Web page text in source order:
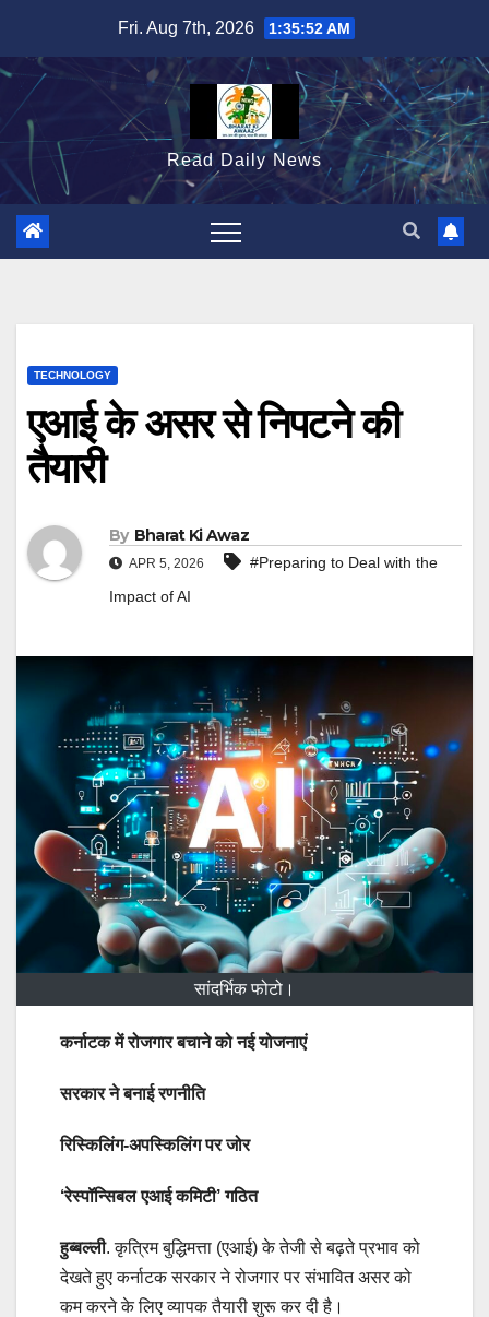
content
Fri. Aug 7th, 2026 1:35:54 AM
Read Daily News
TECHNOLOGY
एआई के असर से निपटने की
तैयारी
By Bharat Ki Awaz
APR 5, 2026
#Preparing to Deal with the
Impact of AI
सांदर्भिक फोटो।
कर्नाटक में रोजगार बचाने को नई योजनाएं
सरकार ने बनाई रणनीति
रिस्किलिंग-अपस्किलिंग पर जोर
‘रेस्पॉन्सिबल एआई कमिटी’ गठित
हुब्बल्ली. कृत्रिम बुद्धिमत्ता (एआई) के तेजी से बढ़ते प्रभाव को
देखते हुए कर्नाटक सरकार ने रोजगार पर संभावित असर को
कम करने के लिए व्यापक तैयारी शुरू कर दी है।